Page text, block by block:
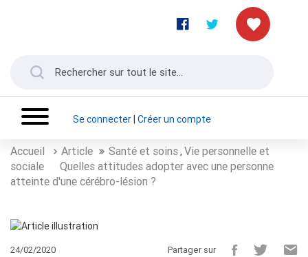
Se connecter| Créer un compte
Accueil Article Santé et soins, Vie personnelle et
sociale
Quelles attitudes adopter avec une personne
atteinte d'une cérébro-lésion ?
24/02/2020 Partager sur